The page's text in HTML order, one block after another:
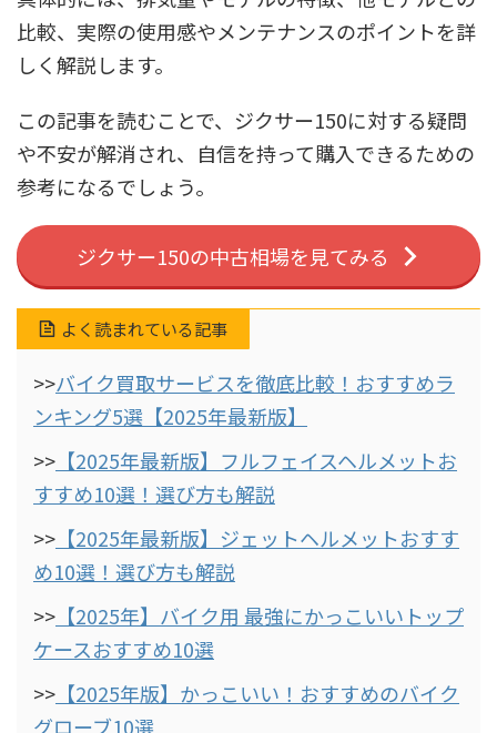
比較、実際の使用感やメンテナンスのポイントを詳
しく解説します。
この記事を読むことで、ジクサー150に対する疑問
や不安が解消され、自信を持って購入できるための
参考になるでしょう。
ジクサー150の中古相場を見てみる
よく読まれている記事
>>バイク買取サービスを徹底比較！おすすめラ
ンキング5選【2025年最新版】
>> 【2025年最新版】フルフェイスヘルメットお
すすめ10選！選び方も解説
>> 【2025年最新版】ジェットヘルメットおすす
め10選！選び方も解説
>> 【2025年】バイク用 最強にかっこいいトップ
ケースおすすめ10選
>> 【2025年版】かっこいい！おすすめのバイク
グローブ10選